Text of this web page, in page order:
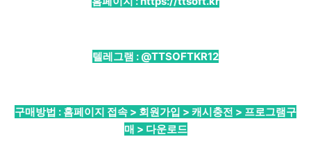
텔레그램 : @TTSOFTKR12
구매방법 : 홈페이지 접속 > 회원가입 > 캐시충전 > 프로그램구
매 > 다운로드